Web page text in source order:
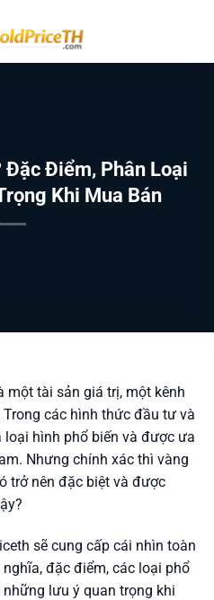
Đặc Điểm, Phân Loại
Khi Mua Bán
một tài sản giá trị, một kênh
các hình thức đầu tư và
loại hình phổ biến và được ưa
Nhưng chính xác thì vàng
trở nên đặc biệt và được
sẽ cung cấp cái nhìn toàn
đặc điểm, các loại phổ
lưu ý quan trọng khi